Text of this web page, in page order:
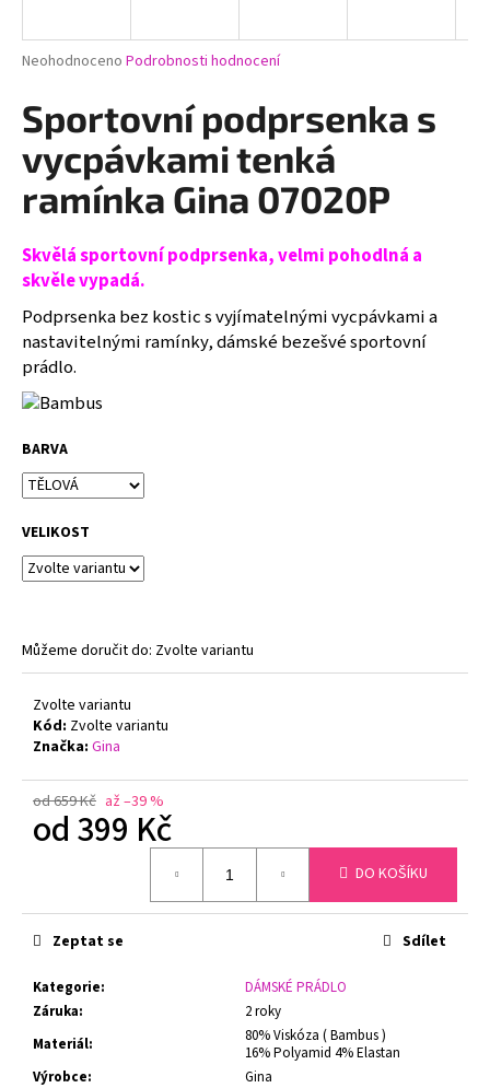
Průměrné
produktu
je
z
hvězdiček.
Neohodnoceno Podrobnosti hodnocení
Sportovní podprsenka s
vycpávkami tenká
ramínka Gina 07020P
Skvělá sportovní podprsenka, velmi pohodlná a
skvěle vypadá.
Podprsenka bez kostic s vyjímatelnými vycpávkami a
nastavitelnými ramínky, dámské bezešvé sportovní
prádlo.
BARVA
VELIKOST
Můžeme doručit do: Zvolte variantu
Zvolte variantu
Kód: Zvolte variantu
Značka: Gina
od 659 Kč až –39 %
od399 Kč
DO KOŠÍKU
Kategorie:
DÁMSKÉ PRÁDLO
Záruka:
2 roky
Materiál:
80% Viskóza ( Bambus )
16% Polyamid 4% Elastan
Výrobce: Gina
Zeptat se Sdílet
j
t
?
HLEDAT
D
o
p
r
u
č
j
e
m
PODPRSENKA
KOSTICEMI
FELINA
MOMENTS
TMAVĚ
MODRÁ
1
799
Kč